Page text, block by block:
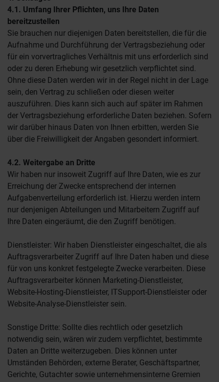
4.1. Umfang Ihrer Pflichten, uns Ihre Daten
bereitzustellen
Sie brauchen nur diejenigen Daten bereitstellen, die für die
Aufnahme und Durchführung der Vertragsbeziehung oder
für ein vorvertragliches Verhältnis mit uns erforderlich sind
oder zu deren Erhebung wir gesetzlich verpflichtet sind.
Ohne diese Daten werden wir in der Regel nicht in der Lage
sein, den Vertrag zu schließen oder diesen weiter
auszuführen. Dies kann sich auch auf später im Rahmen
der Vertragsbeziehung erforderliche Daten beziehen. Sofern
wir darüber hinaus Daten von Ihnen erbitten, werden Sie
über die Freiwilligkeit der Angaben gesondert informiert.
4.2. Weitergabe an Dritte
Wir haben nur insoweit Zugriff auf Ihre Daten, wie es zur
Erreichung der Zwecke entsprechend der internen
Aufgabenverteilung erforderlich ist. Hierzu werden intern
nur denjenigen Abteilungen und Mitarbeitern Zugriff auf
Ihre Daten eingeräumt, die den Zugriff benötigen.
Dienstleister: Wir haben Dienstleister eingeschaltet, die als
Auftragsverarbeiter Zugriff auf Ihre Daten haben und diese
für von uns konkret festgelegte Zwecke verarbeiten. Diese
Auftragsverarbeiter können Marketing-Dienstleister,
Website-Hosting-Dienstleister, ITSupport-Dienstleister oder
Website-Analyse-Dienstleister sein.
Sonstige Dritte: Sollte dies rechtlich oder gesetzlich
notwendig sein, wären wir zudem verpflichtet, bestimmte
Daten an Dritte weiterzugeben. Dies können unter
Umständen Behörden, externe Berater, Geschäftspartner,
Gerichte, Gutachter sowie unternehmensinterne Gremien